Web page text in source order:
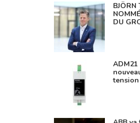
BJÖRN
DU